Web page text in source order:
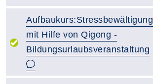
Aufbaukurs:Stressbewältigung
mit Hilfe von Qigong -
Bildungsurlaubsveranstaltung